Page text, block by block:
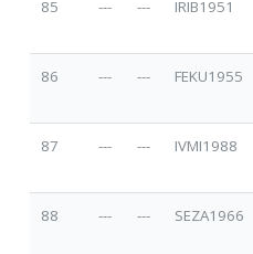
85 --- --- IRIB1951
86 --- --- FEKU1955
87 --- --- IVMI1988
88 --- --- SEZA1966